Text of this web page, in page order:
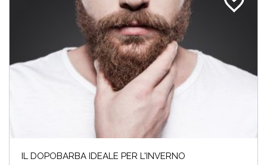
IL DOPOBARBA IDEALE PER L'INVERNO